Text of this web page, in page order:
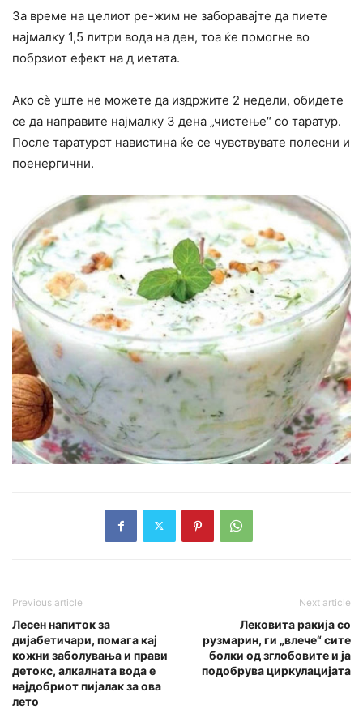
За време на целиот ре-жим не заборавајте да пиете
најмалку 1,5 литри вода на ден, тоа ќе помогне во
побрзиот ефект на д иетата.
Ако сè уште не можете да издржите 2 недели, обидете
се да направите најмалку 3 дена „чистење“ со таратур.
После таратурот навистина ќе се чувствувате полесни и
поенергични.
Previous article
Лесен напиток за
дијабетичари, помага кај
кожни заболувања и прави
детокс, алкалната вода е
најдобриот пијалак за ова
лето
Next article
Лековита ракија со
рузмарин, ги „влече“ сите
бoлки од зглобовите и ја
подобрува циркулацијата